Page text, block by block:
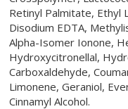
Retinyl Palmitate, Ethyl
Disodium EDTA,
Alpha-Isomer Ionone,
Hydroxycitronellal,
Carboxaldehyde,
Limonene, Geraniol,
Cinnamyl Alcohol.